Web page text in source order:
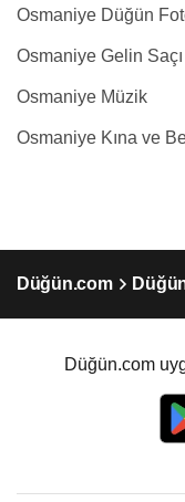
Osmaniye Düğün
Osmaniye Gelin
Osmaniye Müzik
Osmaniye Kına ve
Düğün.com
Düğün.com